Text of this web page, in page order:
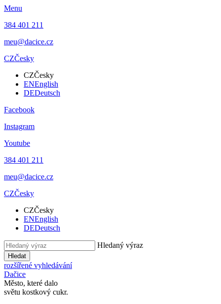
Menu
384 401 211
meu@dacice.cz
CZČesky
CZČesky
ENEnglish
DEDeutsch
Facebook
Instagram
Youtube
384 401 211
meu@dacice.cz
CZČesky
CZČesky
ENEnglish
DEDeutsch
Hledaný výraz
Hledat
rozšířené vyhledávání
Dačice
Město, které dalo
světu kostkový cukr.